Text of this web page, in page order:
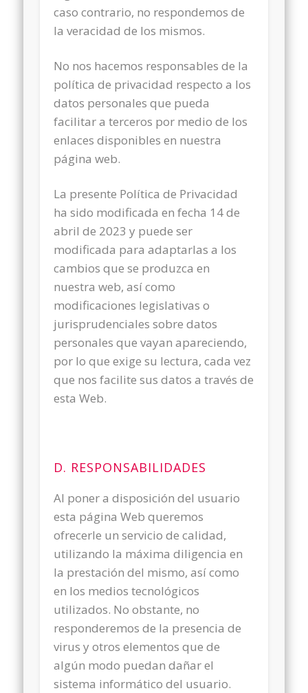
caso contrario, no respondemos de
la veracidad de los mismos.
No nos hacemos responsables de la
política de privacidad respecto a los
datos personales que pueda
facilitar a terceros por medio de los
enlaces disponibles en nuestra
página web.
La presente Política de Privacidad
ha sido modificada en fecha 14 de
abril de 2023 y puede ser
modificada para adaptarlas a los
cambios que se produzca en
nuestra web, así como
modificaciones legislativas o
jurisprudenciales sobre datos
personales que vayan apareciendo,
por lo que exige su lectura, cada vez
que nos facilite sus datos a través de
esta Web.
D. RESPONSABILIDADES
Al poner a disposición del usuario
esta página Web queremos
ofrecerle un servicio de calidad,
utilizando la máxima diligencia en
la prestación del mismo, así como
en los medios tecnológicos
utilizados. No obstante, no
responderemos de la presencia de
virus y otros elementos que de
algún modo puedan dañar el
sistema informático del usuario.